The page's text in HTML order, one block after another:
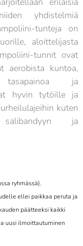
yhdistelmiä
tunteja on
aloittelijasta
tunnit ovat
aerobista kuntoa,
tasapainoa ja
hyvin tytöille ja
kuten
salibandyyn ja
ryhmässä).
ellei paikkaa peruta ja
päätteeksi kaikki
uusi ilmoittautuminen